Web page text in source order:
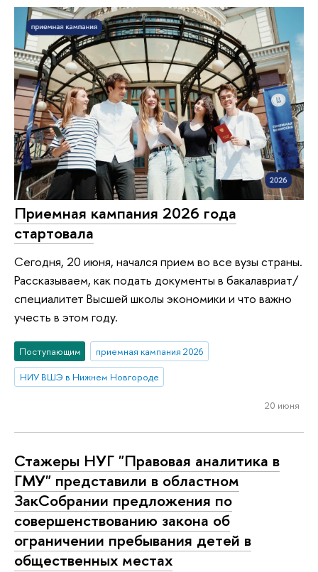
Приемная кампания 2026 года
стартовала
Сегодня, 20 июня, начался прием во все вузы страны.
Рассказываем, как подать документы в бакалавриат/
специалитет Высшей школы экономики и что важно
учесть в этом году.
Поступающим
приемная кампания 2026
НИУ ВШЭ в Нижнем Новгороде
20 июня
Стажеры НУГ "Правовая аналитика в
ГМУ" представили в областном
ЗакСобрании предложения по
совершенствованию закона об
ограничении пребывания детей в
общественных местах